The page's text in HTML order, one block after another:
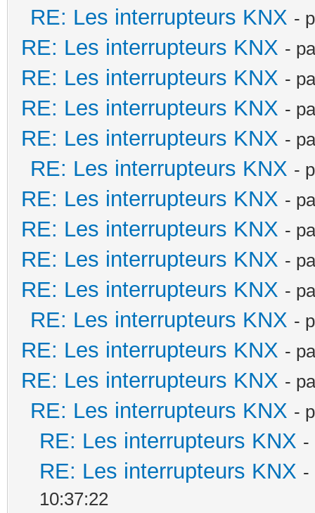
RE: Les interrupteurs KNX -
RE: Les interrupteurs KNX -
RE: Les interrupteurs KNX -
RE: Les interrupteurs KNX -
RE: Les interrupteurs KNX -
RE: Les interrupteurs KNX -
RE: Les interrupteurs KNX -
RE: Les interrupteurs KNX -
RE: Les interrupteurs KNX -
RE: Les interrupteurs KNX -
RE: Les interrupteurs KNX -
RE: Les interrupteurs KNX -
RE: Les interrupteurs KNX -
RE: Les interrupteurs KNX -
RE: Les interrupteurs KNX -
RE: Les interrupteurs KNX -
10:37:22